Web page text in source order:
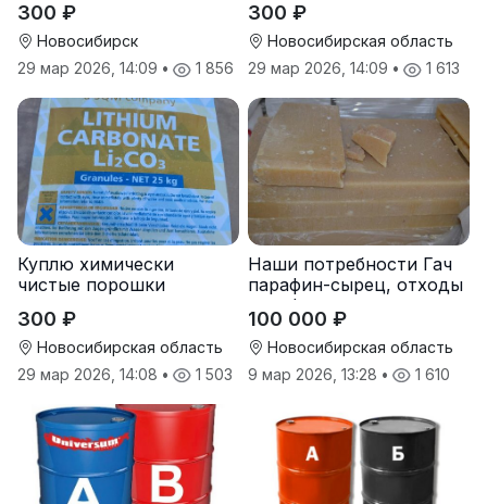
металлов
300 ₽
Новосибирск
29 мар 2026, 14:09 • 1 856
300 ₽
Новосибирская область
29 мар 2026, 14:09 • 1 613
Куплю химически
чистые порошки
300 ₽
Новосибирская область
29 мар 2026, 14:08 • 1 503
Наши потребности Гач
парафин-сырец, отходы
парафина
100 000 ₽
Новосибирская область
9 мар 2026, 13:28 • 1 610